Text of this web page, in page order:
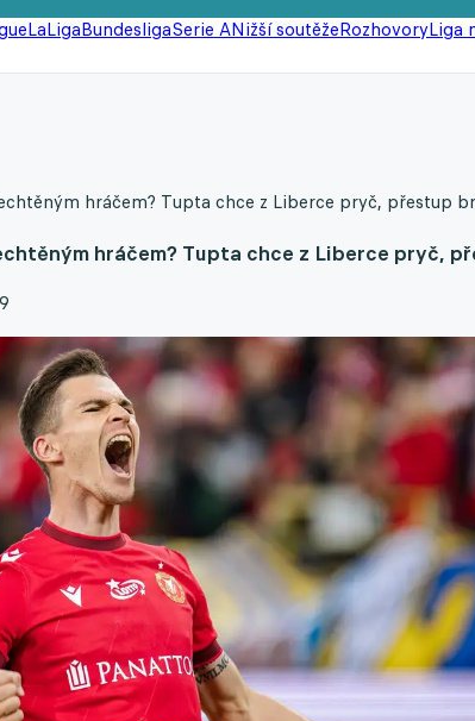
LaLigaBundesligaSerie ANižší soutěžeRozhovoryLiga
hráčem? Tupta chce z Liberce pryč, přestup
hráčem? Tupta chce z Liberce pryč,